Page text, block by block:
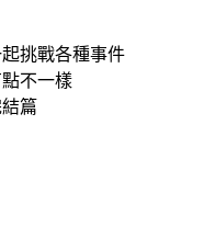
挑戰各種事件
不一樣
篇